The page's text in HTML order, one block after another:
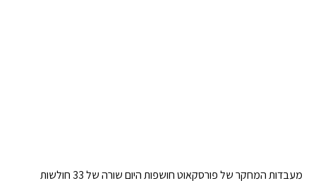
מעבדות המחקר של פורסקאוט חושפות היום שורה של 33 חולשות